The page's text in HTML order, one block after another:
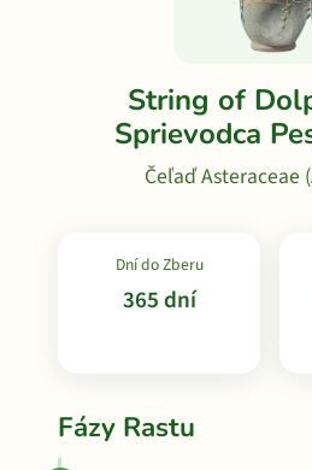
String of
Sprievodca
Čeľaď Asteraceae
Dní do Zberu
365 dní
Fázy Rastu